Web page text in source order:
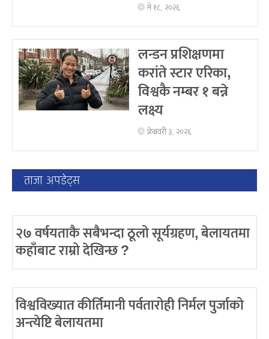
मे १८, २०२६
लन्डन प्रशिक्षणमा
करांते स्टार एरिका,
विश्वकै नम्बर १ बन्ने
लक्ष्य
फ्रेब्रवरी ३, २०२६
ताजा अपडेट्स
२७ वर्षयताकै सबैभन्दा ठूलो सूर्यग्रहण, बेलायतमा
कहाँबाट राम्रो देखिन्छ ?
विश्वविख्यात कीर्तिमानी पर्वतारोही निर्मल पुर्जाको
अन्त्येष्टि बेलायतमा